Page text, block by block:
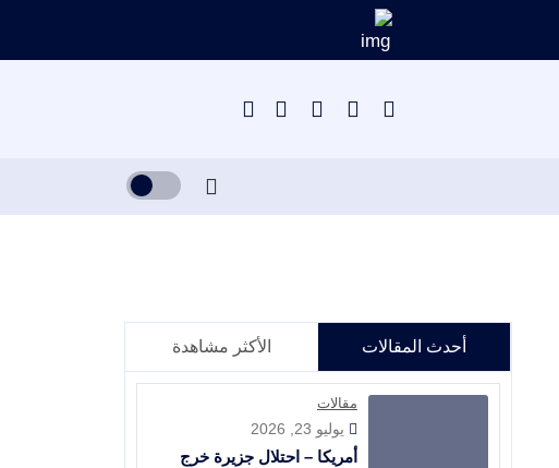
أحدث المقالات الأكثر مشاهدة
مقالات
يوليو 23, 2026
أمريكا – احتلال جزيرة خرج